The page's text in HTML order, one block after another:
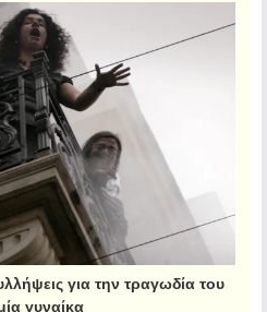
για την τραγωδία του
γυναίκα